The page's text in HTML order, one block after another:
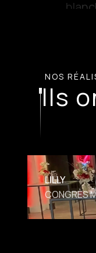
NOS
Ils
LILLY
CONGRÈS